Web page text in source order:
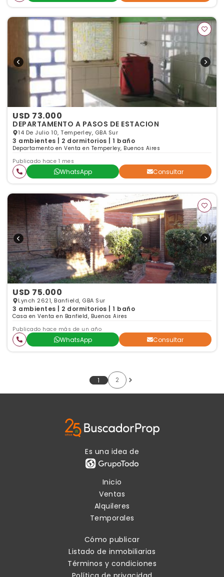
USD 73.000
DEPARTAMENTO A PASOS DE ESTACION
14 De Julio 10, Temperley, GBA Sur
3 ambientes | 2 dormitorios | 1 baño
Departamento en Venta en Temperley, Buenos Aires
Publicado hace 1 mes
WhatsApp Consultar
USD 75.000
Lynch 2621, Banfield, GBA Sur
3 ambientes | 2 dormitorios | 1 baño
Casa en Venta en Banfield, Buenos Aires
Publicado hace más de un año
WhatsApp Consultar
1 2
Es una idea de
Inicio
Ventas
Alquileres
Temporales
Cómo publicar
Listado de inmobiliarias
Términos y condiciones